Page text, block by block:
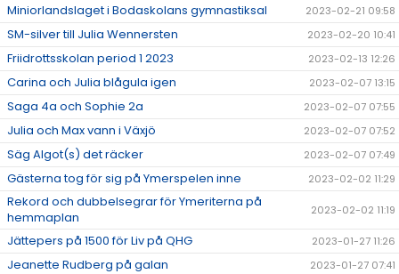
Miniorlandslaget i Bodaskolans gymnastiksal 2023-02-21 09:58
SM-silver till Julia Wennersten 2023-02-20 10:41
Friidrottsskolan period 1 2023 2023-02-13 12:26
Carina och Julia blågula igen 2023-02-07 13:15
Saga 4a och Sophie 2a 2023-02-07 07:55
Julia och Max vann i Växjö 2023-02-07 07:52
Säg Algot(s) det räcker 2023-02-07 07:49
Gästerna tog för sig på Ymerspelen inne 2023-02-02 11:29
Rekord och dubbelsegrar för Ymeriterna på
hemmaplan
2023-02-02 11:19
Jättepers på 1500 för Liv på QHG 2023-01-27 11:26
Jeanette Rudberg på galan 2023-01-27 07:41